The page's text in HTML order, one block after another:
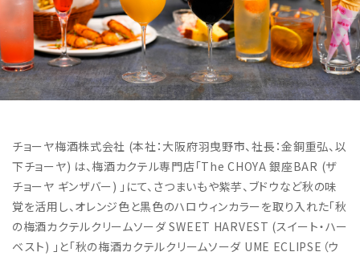
チョーヤ梅酒株式会社 (本社：大阪府羽曳野市、社長：金銅重弘、以
下チョーヤ) は、梅酒カクテル専門店「The CHOYA 銀座BAR (ザ
チョーヤ ギンザバー) 」にて、さつまいもや紫芋、ブドウなど秋の味
覚を活用し、オレンジ色と黒色のハロウィンカラーを取り入れた「秋
の梅酒カクテルクリームソーダ SWEET HARVEST (スイート・ハー
ベスト) 」と「秋の梅酒カクテルクリームソーダ UME ECLIPSE（ウ